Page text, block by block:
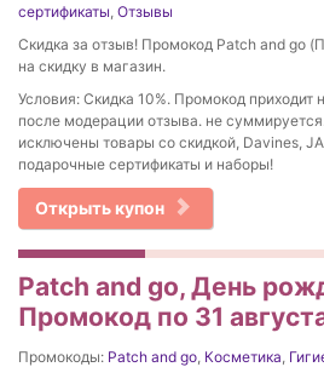
сертификаты, Отзывы
Скидка за отзыв! Промокод Patch and go
на скидку в магазин.
Условия: Скидка 10%. Промокод приходит
после модерации отзыва. не
исключены товары со скидкой, Davines,
подарочные сертификаты и наборы!
Открыть купон
Patch and go, День
Промокод по 31
Промокоды: Patch and go, Косметика,